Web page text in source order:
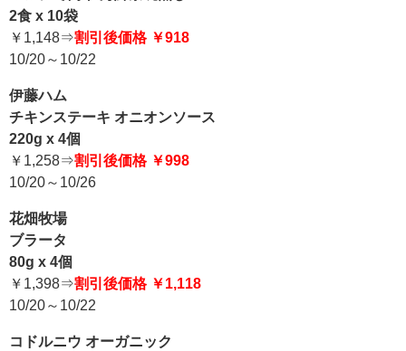
2食 x 10袋
￥1,148⇒割引後価格 ￥918
10/20～10/22
伊藤ハム
チキンステーキ オニオンソース
220g x 4個
￥1,258⇒割引後価格 ￥998
10/20～10/26
花畑牧場
ブラータ
80g x 4個
￥1,398⇒割引後価格 ￥1,118
10/20～10/22
コドルニウ オーガニック